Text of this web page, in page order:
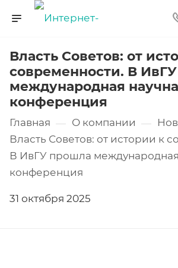
Власть Советов: от
современности. В
международная
конференция
Главная — О компании —
Власть Советов: от истории к
В ИвГУ прошла международная
конференция
31 октября 2025